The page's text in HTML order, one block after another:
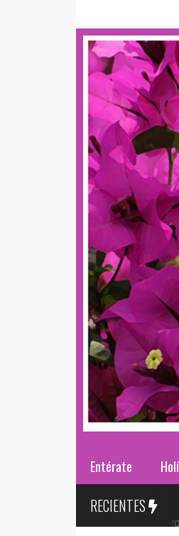
Entérate
RECIENTES
clases 2026: ¿cómo organizar